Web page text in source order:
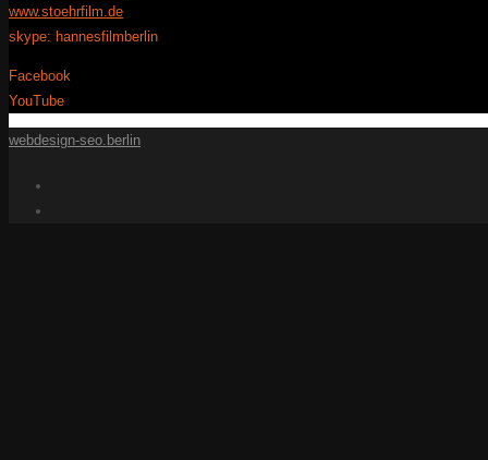
www.stoehrfilm.de
skype: hannesfilmberlin
Facebook
YouTube
webdesign-seo.berlin